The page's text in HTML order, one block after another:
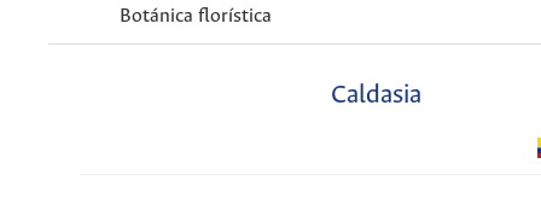
Botánica florística
Caldasia